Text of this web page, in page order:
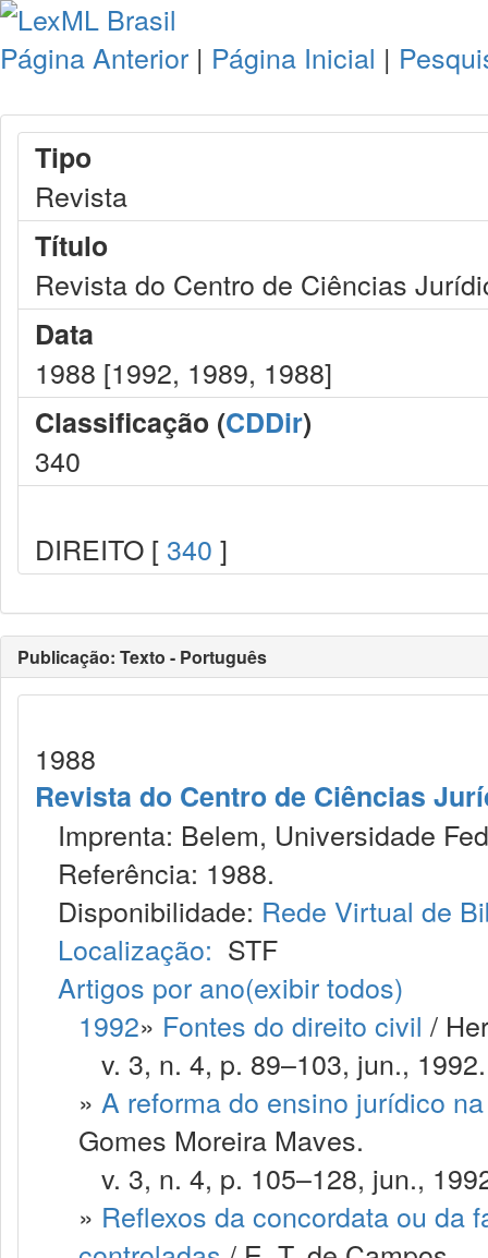
Página Anterior | Página Inicial |
Tipo
Revista
Título
Revista do Centro de Ciências
Data
1988 [1992, 1989, 1988]
Classificação (CDDir)
340
DIREITO [ 340 ]
Publicação: Texto - Português
1988
Revista do Centro de Ciências
Imprenta: Belem, Universidade
Referência: 1988.
Disponibilidade: Rede Virtual de
Localização: STF
Artigos por ano(exibir todos)
1992» Fontes do direito civil /
v. 3, n. 4, p. 89–103, jun., 1992.
» A reforma do ensino jurídico
Gomes Moreira Maves.
v. 3, n. 4, p. 105–128, jun.,
» Reflexos da concordata ou da